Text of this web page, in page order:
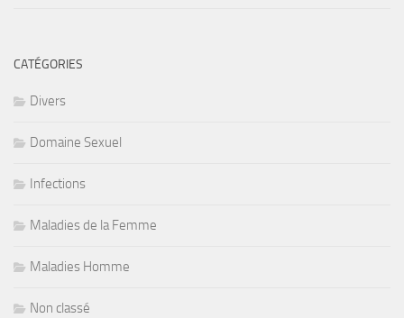
CATÉGORIES
Divers
Domaine Sexuel
Infections
Maladies de la Femme
Maladies Homme
Non classé